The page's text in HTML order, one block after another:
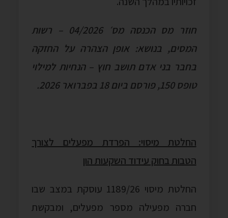
חוזר מס הכנסה מס׳ 04/2026 – רשות
המסים, בנושא: אופן הצהרה על החזקה
בחבר בני אדם תושב חוץ – הנחיות למילוי
טופס 150, פורסם ביום 18 בפברואר 2026.
החלטת מיסוי: הפרדת מפעלים לצורך
הטבות בחוק עידוד השקעות הון
החלטת מיסוי 1189/26 עוסקת במצב שבו
חברה מפעילה מספר מפעלים, ומבקשת